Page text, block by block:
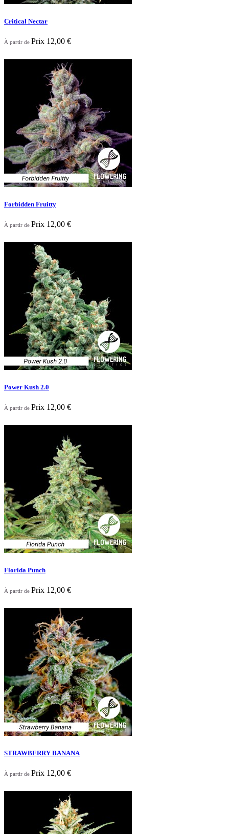
Critical Nectar
À partir de Prix 12,00 €
Nouveau
Aperçu rapide
Forbidden Fruitty
À partir de Prix 12,00 €
Aperçu rapide
Power Kush 2.0
À partir de Prix 12,00 €
Florida Punch
À partir de Prix 12,00 €
Aperçu rapide
STRAWBERRY BANANA
À partir de Prix 12,00 €
Aperçu rapide